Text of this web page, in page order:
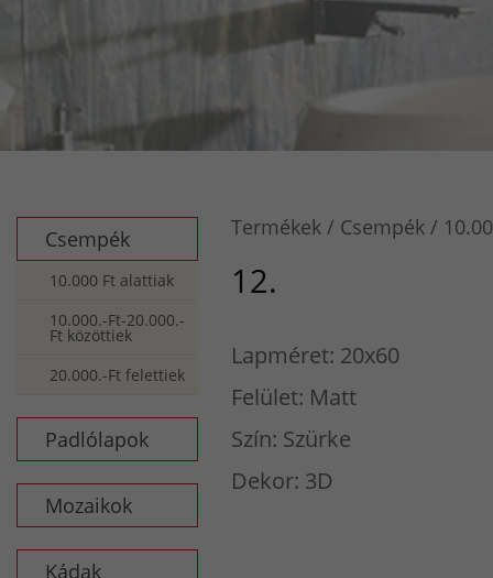
Csempék
10.000 Ft alattiak
10.000.-Ft-20.000.-
Ft közöttiek
20.000.-Ft felettiek
Padlólapok
Mozaikok
Kádak
Termékek Csempék
12.
Lapméret: 20x60
Felület: Matt
Szín: Szürke
Dekor: 3D